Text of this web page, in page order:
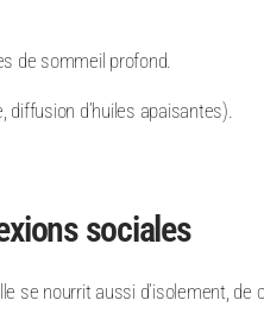
de sommeil profond.
diffusion d’huiles apaisantes).
sociales
se nourrit aussi d’isolement, de